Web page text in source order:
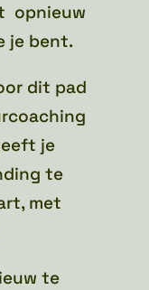
opnieuw
je bent.
dit pad
je
te
met
te